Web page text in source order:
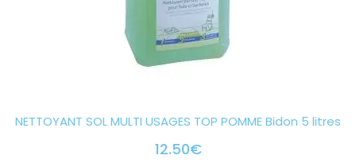
NETTOYANT SOL MULTI USAGES TOP POMME Bidon 5 litres
12.50€